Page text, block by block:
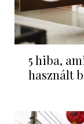
5 hiba,
használt